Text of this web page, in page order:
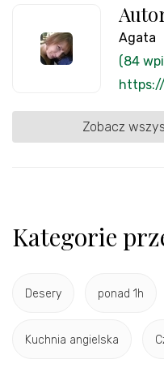
Agata
(84
Zobacz
Kategorie
Desery ponad 1h
Kuchnia angielska